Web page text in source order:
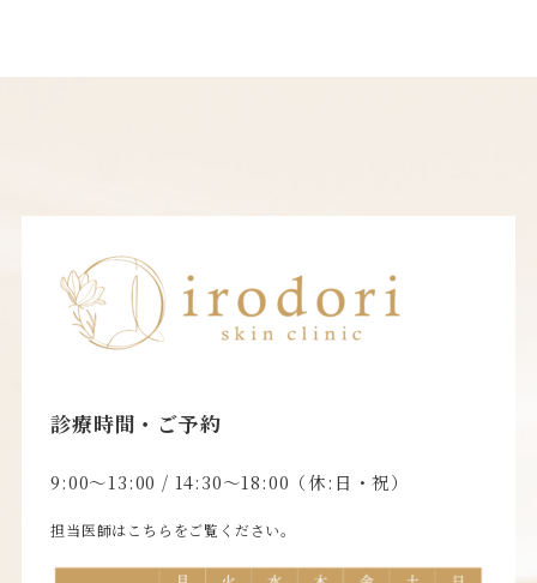
診療時間・ご予約
9:00〜13:00 / 14:30〜18:00（休:日・祝）
担当医師はこちらをご覧ください。